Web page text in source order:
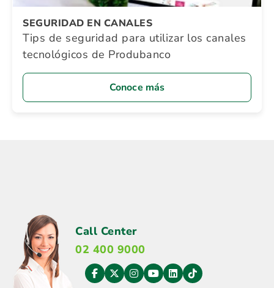
SEGURIDAD EN CANALES
Tips de seguridad para utilizar los canales
tecnológicos de Produbanco
Conoce más
Call Center
02 400 9000